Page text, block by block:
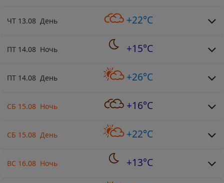
ЧТ 13.08 День +22°C
ПТ 14.08 Ночь +15°C
ПТ 14.08 День +26°C
СБ 15.08 Ночь +16°C
СБ 15.08 День +22°C
ВС 16.08 Ночь +13°C